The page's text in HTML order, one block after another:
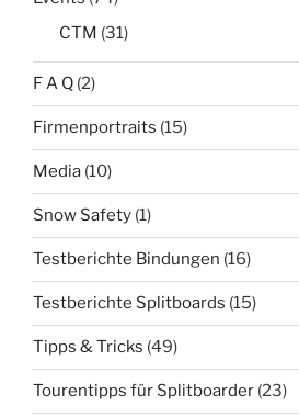
CTM (31)
F A Q (2)
Firmenportraits (15)
Media (10)
Snow Safety (1)
Testberichte Bindungen (16)
Testberichte Splitboards (15)
Tipps & Tricks (49)
Tourentipps für Splitboarder (23)